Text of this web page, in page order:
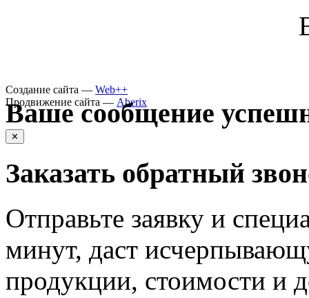
Создание сайта — Web++
Продвижение сайта — Aberix
Ваше сообщение
✕
Заказать обратный
Отправьте заявку и
минут, даст
продукции, стоимости и